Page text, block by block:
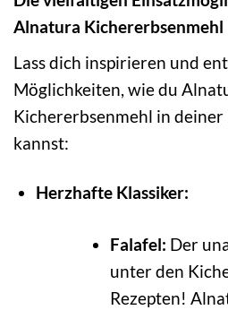
Alnatura Kichererbsenmehl
Lass dich inspirieren und
Möglichkeiten, wie du
Kichererbsenmehl in deiner
kannst:
Herzhafte Klassiker:
Falafel: Der
unter den
Rezepten!